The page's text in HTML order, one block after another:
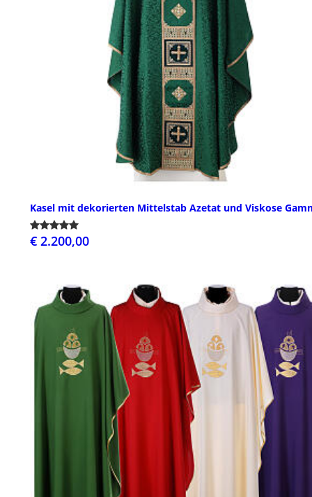
Kasel mit dekorierten Mittelstab Azetat und Viskose
€ 2.200,00